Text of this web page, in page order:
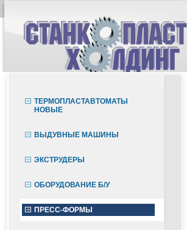
ТЕРМОПЛАСТАВТОМАТЫ
НОВЫЕ
ВЫДУВНЫЕ МАШИНЫ
ЭКСТРУДЕРЫ
ОБОРУДОВАНИЕ Б/У
ПРЕСС-ФОРМЫ